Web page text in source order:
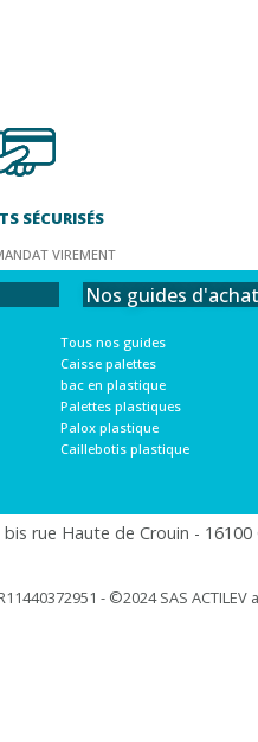
SÉCURISÉS
VIREMENT
Nos guides
Tous nos guides
Caisse palettes
bac en plastique
Palettes plastiques
Palox plastique
Caillebotis plastique
bis rue Haute de Crouin - 16100
- ©2024 SAS